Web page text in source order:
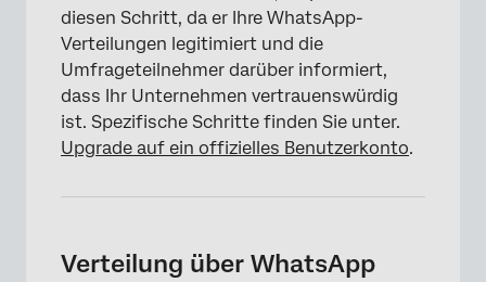
diesen Schritt, da er Ihre WhatsApp-
Verteilungen legitimiert und die
Umfrageteilnehmer darüber informiert,
dass Ihr Unternehmen vertrauenswürdig
ist. Spezifische Schritte finden Sie unter.
Upgrade auf ein offizielles Benutzerkonto.
Verteilung über WhatsApp